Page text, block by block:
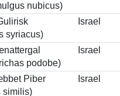
nubicus)
syriacus)
Israel
podobe)
Israel
Piber
similis)
Israel